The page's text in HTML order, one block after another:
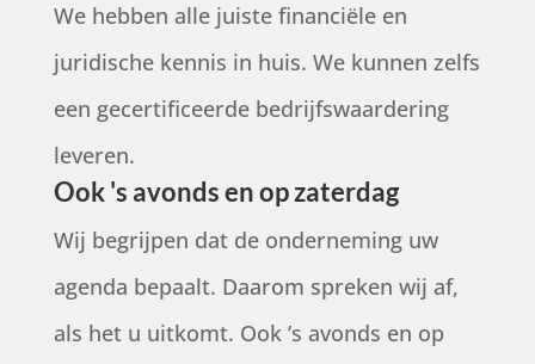
We hebben alle juiste financiële en
juridische kennis in huis. We kunnen zelfs
een gecertificeerde bedrijfswaardering
leveren.
Ook 's avonds en op zaterdag
Wij begrijpen dat de onderneming uw
agenda bepaalt. Daarom spreken wij af,
als het u uitkomt. Ook ’s avonds en op